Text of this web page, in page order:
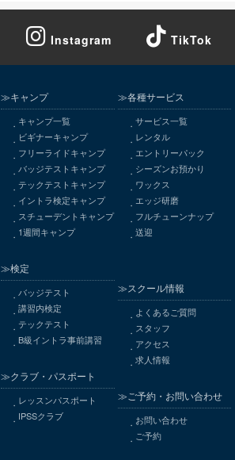
Instagram TikTok
≫キャンプ
キャンプ一覧
ビギナーキャンプ
フリーライドキャンプ
バッジテストキャンプ
テックテストキャンプ
イントラ検定キャンプ
スチューデントキャンプ
1週間キャンプ
≫検定
バッジテスト
講習内検定
テックテスト
B級イントラ事前講習
≫クラブ・パスポート
レッスンパスポート
IPSSクラブ
≫各種サービス
サービス一覧
レンタル
エントリーパック
シーズンお預かり
ワックス
エッジ研磨
フルチューンナップ
送迎
≫スクール情報
よくあるご質問
スタッフ
アクセス
求人情報
≫ご予約・お問い合わせ
お問い合わせ
ご予約